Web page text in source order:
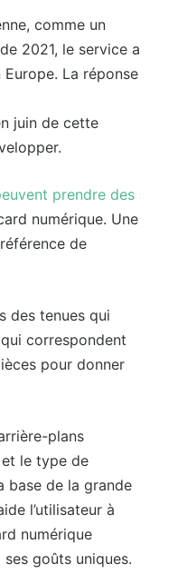
comme un
2021, le service a
La réponse
juin de cette
prendre des
numérique. Une
de
des tenues qui
correspondent
pour donner
plans
le type de
base de la grande
l’utilisateur à
numérique
goûts uniques.